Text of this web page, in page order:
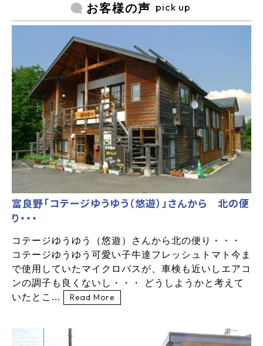
お客様の声 pick up
富良野「コテージゆうゆう（悠遊）」さんから 北の便
り・・・
コテージゆうゆう（悠遊）さんから北の便り・・・
コテージゆうゆう可愛い子牛達フレッシュトマト今ま
で使用していたマイクロバスが、車検も近いしエアコ
ンの調子も良くないし・・・ どうしようかと考えて
いたとこ...
Read More